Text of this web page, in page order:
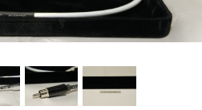
コンバーター
ンス